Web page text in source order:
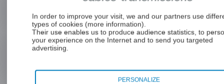
que mes données soient utilisées pour
In order to improve your visit, we and our partners use
types of cookies (more information).
Their use enables us to produce audience statistics, to
your experience on the Internet and to send you targeted
advertising.
PERSONALIZE